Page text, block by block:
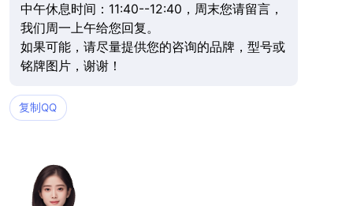
中午休息时间：11:40--12:40，周末您请留言，
我们周一上午给您回复。
如果可能，请尽量提供您的咨询的品牌，型号或
铭牌图片，谢谢！
复制QQ